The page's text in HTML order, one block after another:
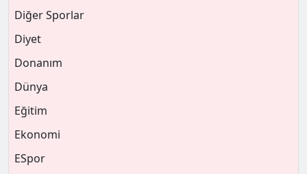
Diğer Sporlar
Diyet
Donanım
Dünya
Eğitim
Ekonomi
ESpor